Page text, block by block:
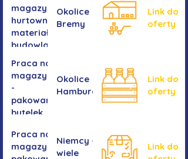
magazynie -
hurtownia
materiałów
budowlanych
Okolice
Bremy
Link do
oferty
Praca na
magazynie
-
pakowanie
butelek
Okolice
Hamburga
Link do
oferty
Praca na
magazynie /
Niemcy -
wiele
Link do